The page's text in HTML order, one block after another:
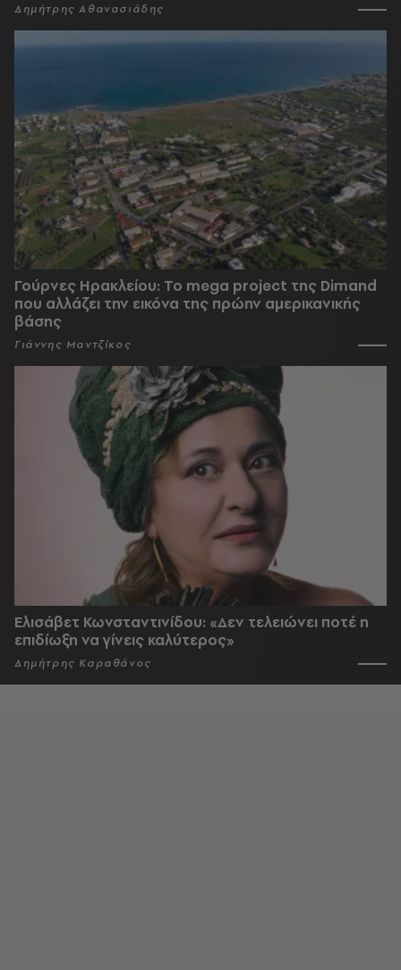
Δημήτρης Αθανασιάδης
Γούρνες Ηρακλείου: To mega project της Dimand
που αλλάζει την εικόνα της πρώην αμερικανικής
βάσης
Γιάννης Μαντζίκος
Ελισάβετ Κωνσταντινίδου: «Δεν τελειώνει ποτέ η
επιδίωξη να γίνεις καλύτερος»
Δημήτρης Καραθάνος